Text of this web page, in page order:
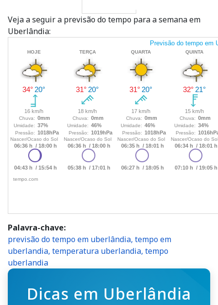
Veja a seguir a previsão do tempo para a semana em
Uberlândia:
Palavra-chave
previsão do tempo em uberlândia, tempo em
uberlandia, temperatura uberlandia, tempo
uberlandia
Dicas em Uberlândia